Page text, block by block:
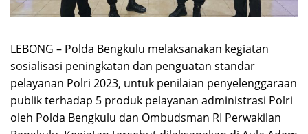
LEBONG – Polda Bengkulu melaksanakan kegiatan
sosialisasi peningkatan dan penguatan standar
pelayanan Polri 2023, untuk penilaian penyelenggaraan
publik terhadap 5 produk pelayanan administrasi Polri
oleh Polda Bengkulu dan Ombudsman RI Perwakilan